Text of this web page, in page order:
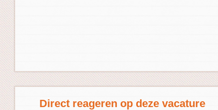
Direct reageren op deze vacature